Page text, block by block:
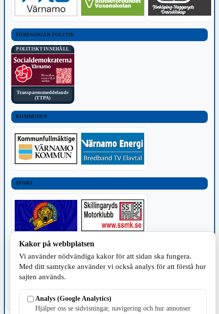
FÖRENINGAR POLITIK
POLITISKT INNEHÅLL
Transparensmeddelande
(TTPA)
KOMMUNEN
SPORT
Kakor på webbplatsen
Vi använder nödvändiga kakor för att sidan ska fungera.
Med ditt samtycke använder vi också analys för att förstå hur
sajten används.
Analys (Google Analytics)
Hjälper oss se sidvisningar, navigering och hur annonser